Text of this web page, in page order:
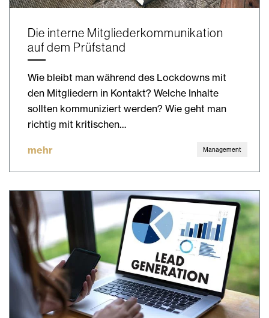
Die interne Mitgliederkommunikation
auf dem Prüfstand
Wie bleibt man während des Lockdowns mit
den Mitgliedern in Kontakt? Welche Inhalte
sollten kommuniziert werden? Wie geht man
richtig mit kritischen…
mehr Management